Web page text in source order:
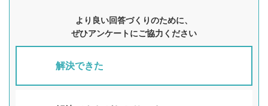
より良い回答づくりのために、
ぜひアンケートにご協力ください
解決できた